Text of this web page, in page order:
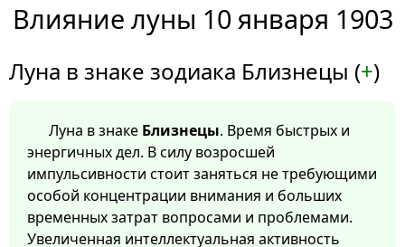
Влияние луны 10 января 1903
Луна в знаке зодиака Близнецы (+)
Луна в знаке Близнецы. Время быстрых и
энергичных дел. В силу возросшей
импульсивности стоит заняться не требующими
особой концентрации внимания и больших
временных затрат вопросами и проблемами.
Увеличенная интеллектуальная активность